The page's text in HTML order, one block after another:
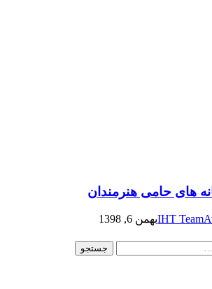
های حامی هنرمندان
IHT Teamبهمن 6, 1398